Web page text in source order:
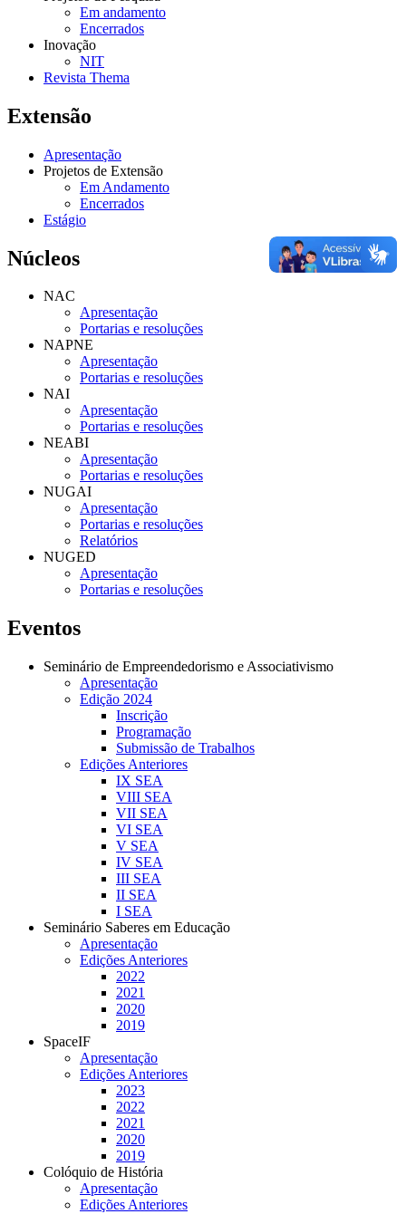
Em andamento
Encerrados
Inovação
NIT
Revista Thema
Extensão
Apresentação
Projetos de Extensão
Em Andamento
Encerrados
Estágio
Núcleos
NAC
Apresentação
Portarias e resoluções
NAPNE
Apresentação
Portarias e resoluções
NAI
Apresentação
Portarias e resoluções
NEABI
Apresentação
Portarias e resoluções
NUGAI
Apresentação
Portarias e resoluções
Relatórios
NUGED
Apresentação
Portarias e resoluções
Eventos
Seminário de Empreendedorismo e Associativismo
Apresentação
Edição 2024
Inscrição
Programação
Submissão de Trabalhos
Edições Anteriores
IX SEA
VIII SEA
VII SEA
VI SEA
V SEA
IV SEA
III SEA
II SEA
I SEA
Seminário Saberes em Educação
Apresentação
Edições Anteriores
2022
2021
2020
2019
SpaceIF
Apresentação
Edições Anteriores
2023
2022
2021
2020
2019
Colóquio de História
Apresentação
Edições Anteriores